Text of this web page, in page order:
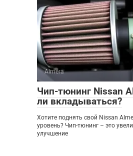
Almera
Чип-тюнинг Nissan
ли вкладываться?
Хотите поднять свой Nissan
уровень? Чип-тюнинг – это
улучшение